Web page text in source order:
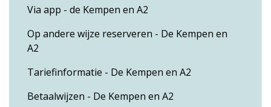
Via app - de Kempen en A2
Op andere wijze reserveren - De Kempen en
A2
Tariefinformatie - De Kempen en A2
Betaalwijzen - De Kempen en A2